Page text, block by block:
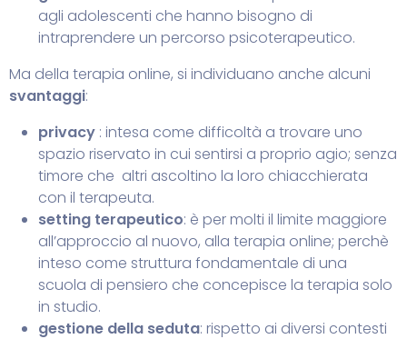
agli adolescenti che hanno bisogno di
intraprendere un percorso psicoterapeutico.
Ma della terapia online, si individuano anche alcuni
svantaggi:
privacy : intesa come difficoltà a trovare uno
spazio riservato in cui sentirsi a proprio agio; senza
timore che altri ascoltino la loro chiacchierata
con il terapeuta.
setting terapeutico: è per molti il limite maggiore
all’approccio al nuovo, alla terapia online; perchè
inteso come struttura fondamentale di una
scuola di pensiero che concepisce la terapia solo
in studio.
gestione della seduta: rispetto ai diversi contesti